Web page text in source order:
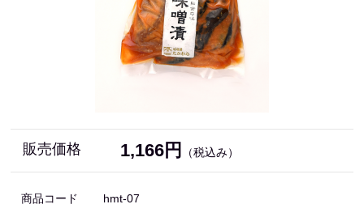
販売価格 1,166円 （税込み）
商品コード hmt-07